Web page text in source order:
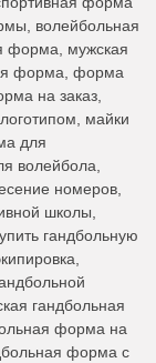
волейбольная
форма, мужская
форма, форма
на заказ,
майки
для
волейбола,
номеров,
школы,
гандбольную
гандбольная
форма на
форма с